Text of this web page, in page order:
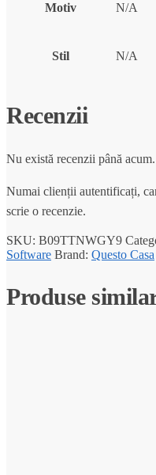
Motiv N/A
Stil N/A
Recenzii
Nu există recenzii până acum.
Numai clienții autentificați,
scrie o recenzie.
SKU: B09TTNWGY9
Software Brand: Questo Casa
Produse